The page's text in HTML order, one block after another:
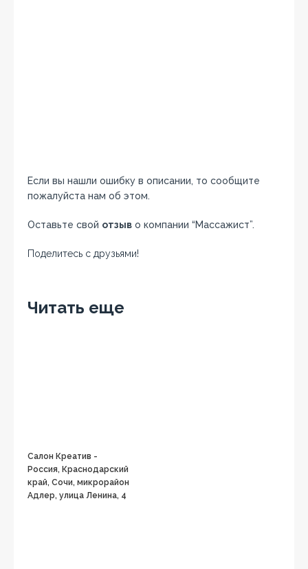
Если вы нашли ошибку в описании, то сообщите
пожалуйста нам об этом.
Оставьте свой отзыв о компании “Массажист”.
Поделитесь с друзьями!
Читать еще
Салон Креатив -
Россия, Краснодарский
край, Сочи, микрорайон
Адлер, улица Ленина, 4